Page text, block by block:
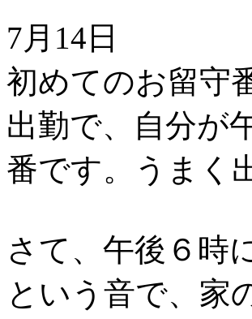
7月14日
初めてのお留守
出勤で、自分が
番です。うまく
さて、午後６時
という音で、家